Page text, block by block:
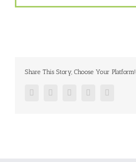
Share This Story, Choose Your Platform!
FacebookTwitter Google+Pinterest